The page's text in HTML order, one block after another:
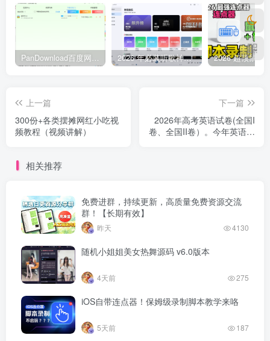
PanDownload百度网盘不限速V5稳定版 2026 年必装听歌神器，免费听遍全网无损音质歌单
上一篇
300份+各类摆摊网红小吃视
频教程（视频讲解）
下一篇
2026年高考英语试卷(全国I
卷、全国II卷）。今年英语卷
相关推荐
免费进群，持续更新，高质量免费资源交流
群！【长期有效】
昨天 4130
随机小姐姐美女热舞源码 v6.0版本
4天前 275
iOS自带连点器！保姆级录制脚本教学来咯
5天前 187